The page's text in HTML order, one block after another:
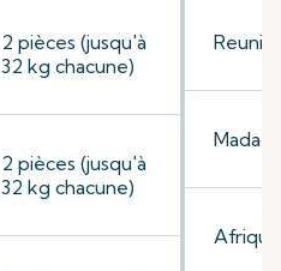
2 pièces (jusqu'à
32 kg chacune)
2 pièces (jusqu'à
32 kg chacune)